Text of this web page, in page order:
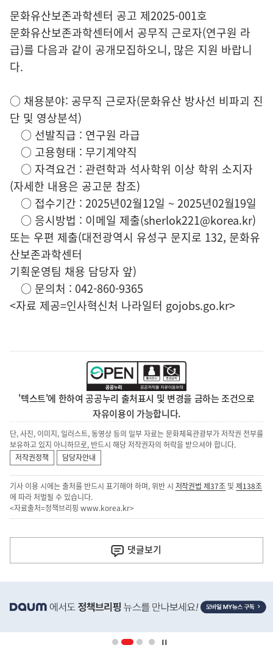
문화유산보존과학센터 공고 제2025-001호
문화유산보존과학센터에서 공무직 근로자(연구원 라
급)를 다음과 같이 공개모집하오니, 많은 지원 바랍니
다.
○ 채용분야: 공무직 근로자(문화유산 방사선 비파괴 진
단 및 영상분석)
○ 선발직급 : 연구원 라급
○ 고용형태 : 무기계약직
○ 자격요건 : 관련학과 석사학위 이상 학위 소지자
(자세한 내용은 공고문 참조)
○ 접수기간 : 2025년02월12일 ~ 2025년02월19일
○ 응시방법 : 이메일 제출(sherlok221@korea.kr)
또는 우편 제출(대전광역시 유성구 문지로 132, 문화유
산보존과학센터
기획운영팀 채용 담당자 앞)
○ 문의처 : 042-860-9365
<자료 제공=인사혁신처 나라일터 gojobs.go.kr>
'텍스트'에 한하여 공공누리 출처표시 및 변경을 금하는 조건으로
자유이용이 가능합니다.
단, 사진, 이미지, 일러스트, 동영상 등의 일부 자료는 문화체육관광부가 저작권 전부를
보유하고 있지 아니하므로, 반드시 해당 저작권자의 허락을 받으셔야 합니다.
저작권정책
담당자안내
기사 이용 시에는 출처를 반드시 표기해야 하며, 위반 시 저작권법 제37조 및제138조
에 따라 처벌될 수 있습니다.
<자료출처=정책브리핑 www.korea.kr>
다
음
기
댓글보기
단
배